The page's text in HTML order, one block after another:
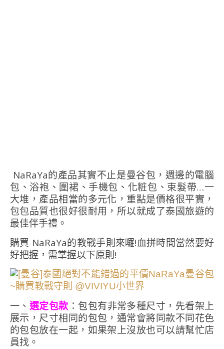
NaRaYa的產品其實不止是曼谷包，週邊的電腦
包、浴袍、圍裙、手機包、化粧包、束髮帶…一
大堆，產品相當的多元化，重點是價格很平實，
包包品質也很好很耐用，所以就成了泰國旅遊的
最佳伴手禮。
購買 NaRaYa的教戰手則來囉!血拼時間當然要好
好把握，需掌握以下原則!
一、 選定包款：包包有非常多種尺寸，先看架上
展示，尺寸相同的包包，通常會將同款不同花色
的包包放在一起，如果架上沒放也可以請幫忙店
員找。